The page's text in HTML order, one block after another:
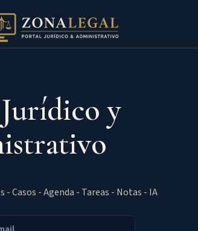
y
Casos - Agenda - Tareas - Notas - IA